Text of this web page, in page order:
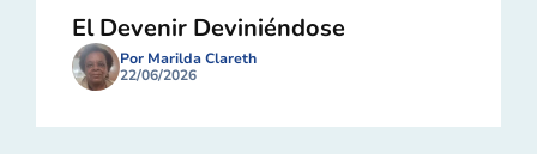
El Devenir Deviniéndose
Por Marilda Clareth
22/06/2026